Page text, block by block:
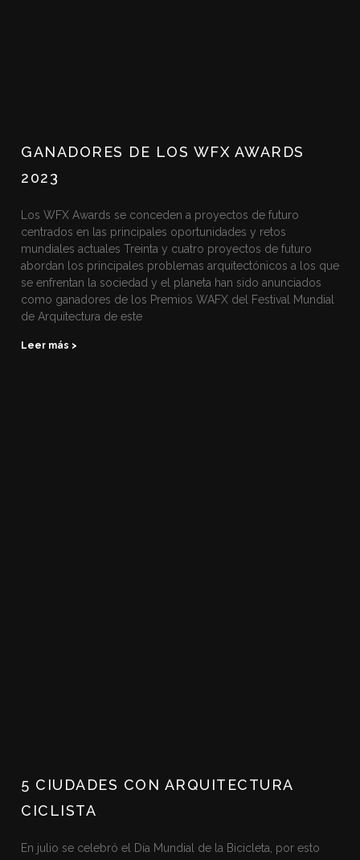
GANADORES DE LOS WFX AWARDS
2023
Los WFX Awards se conceden a proyectos de futuro
centrados en las principales oportunidades y retos
mundiales actuales Treinta y cuatro proyectos de futuro
abordan los principales problemas arquitectónicos a los que
se enfrentan la sociedad y el planeta han sido anunciados
como ganadores de los Premios WAFX del Festival Mundial
de Arquitectura de este
Leer más >
5 CIUDADES CON ARQUITECTURA
CICLISTA
En julio se celebró el Día Mundial de la Bicicleta, por esto